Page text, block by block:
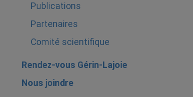
Publications
Partenaires
Comité scientifique
Rendez-vous Gérin-Lajoie
Nous joindre